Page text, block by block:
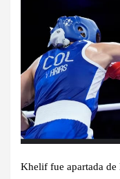
Khelif fue apartada de